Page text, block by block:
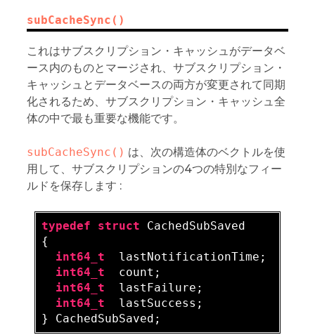
subCacheSync()
これはサブスクリプション・キャッシュがデータベ
ース内のものとマージされ、サブスクリプション・
キャッシュとデータベースの両方が変更されて同期
化されるため、サブスクリプション・キャッシュ全
体の中で最も重要な機能です。
subCacheSync() は、次の構造体のベクトルを使
用して、サブスクリプションの4つの特別なフィー
ルドを保存します :
typedef struct CachedSubSaved
{
int64_t
  lastNotificationTime;
int64_t
  count;
int64_t
  lastFailure;
int64_t
  lastSuccess;